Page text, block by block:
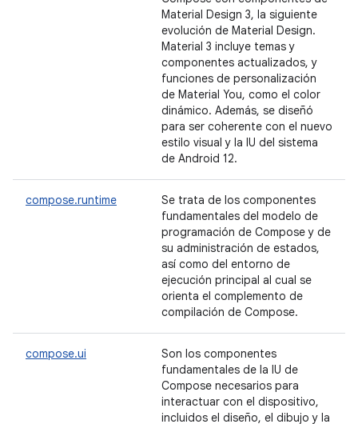
Material Design 3, la siguiente
evolución de Material Design.
Material 3 incluye temas y
componentes actualizados, y
funciones de personalización
de Material You, como el color
dinámico. Además, se diseñó
para ser coherente con el nuevo
estilo visual y la IU del sistema
de Android 12.
compose.runtime
Se trata de los componentes
fundamentales del modelo de
programación de Compose y de
su administración de estados,
así como del entorno de
ejecución principal al cual se
orienta el complemento de
compilación de Compose.
compose.ui
Son los componentes
fundamentales de la IU de
Compose necesarios para
interactuar con el dispositivo,
incluidos el diseño, el dibujo y la